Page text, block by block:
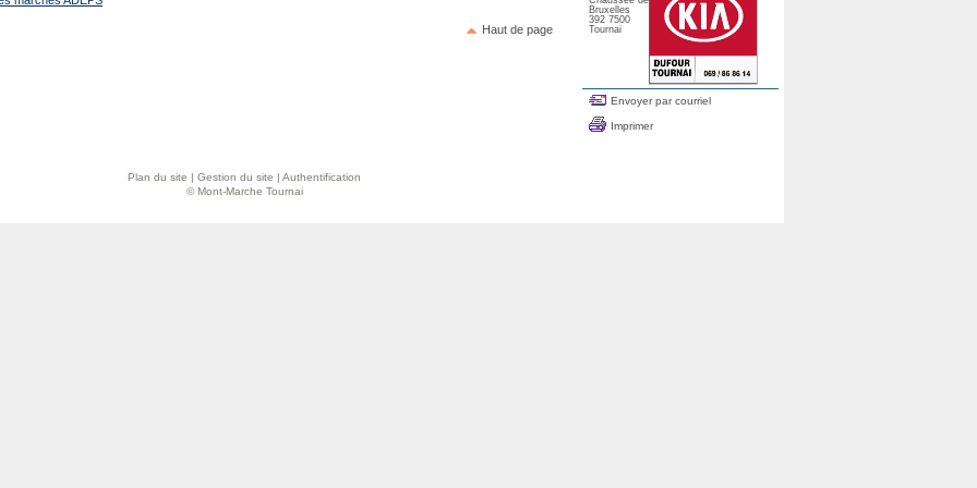
Haut de page
Bruxelles
392 7500
Tournai
Envoyer par courriel
Imprimer
Plan du site | Gestion du site | Authentification
© Mont-Marche Tournai